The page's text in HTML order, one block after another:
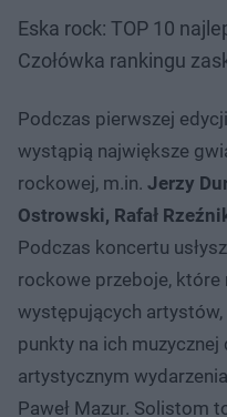
Eska rock: TOP 10
Czołówka rankingu
Podczas pierwszej
wystąpią największe
rockowej, m.in. Jerzy
Ostrowski, Rafał
Podczas koncertu
rockowe przeboje, które
występujących artystów,
punkty na ich
artystycznym
Paweł Mazur. Solistom